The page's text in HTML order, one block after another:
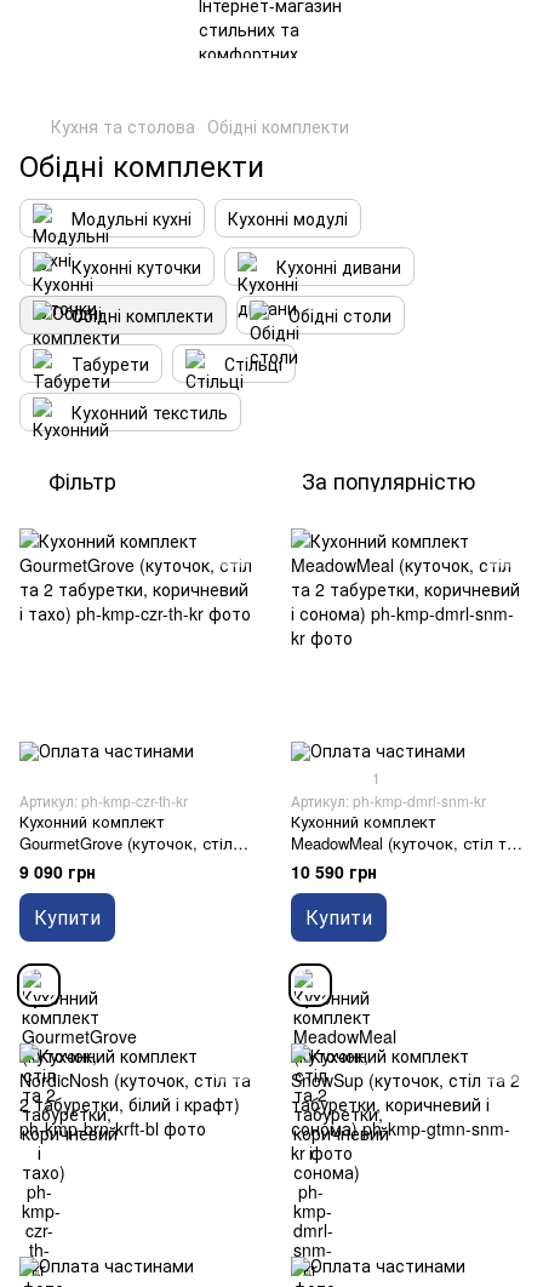
Кухня та столова Обідні комплекти
Обідні комплекти
Модульні кухні
Кухонні модулі
Кухонні куточки
Кухонні дивани
Обідні комплекти
Обідні столи
Табурети
Стільці
Кухонний текстиль
Фільтр За популярністю
Артикул: ph-kmp-czr-th-kr
Кухонний комплект
GourmetGrove (куточок, стіл
та 2 табуретки, коричневий і
тахо)
9 090 грн
Купити
1
Артикул: ph-kmp-dmrl-snm-kr
Кухонний комплект
MeadowMeal (куточок, стіл та
2 табуретки, коричневий і
сонома)
10 590 грн
Купити